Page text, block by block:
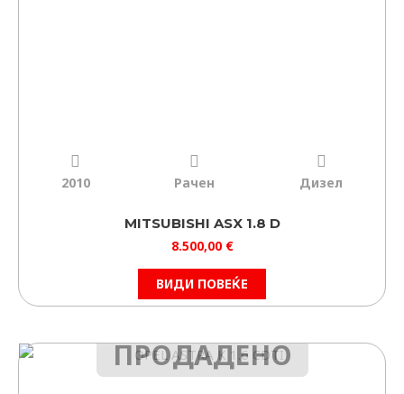
2010 Рачен Дизел
MITSUBISHI ASX 1.8 D
8.500,00 €
ВИДИ ПОВЕЌЕ
ПРОДАДЕНО